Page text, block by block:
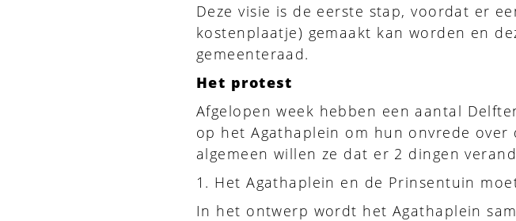
Deze visie is de eerste stap, voordat er
kostenplaatje) gemaakt kan worden en
gemeenteraad.
Het protest
Afgelopen week hebben een aantal
op het Agathaplein om hun onvrede
algemeen willen ze dat er 2 dingen
1. Het Agathaplein en de Prinsentuin
In het ontwerp wordt het Agathaplein